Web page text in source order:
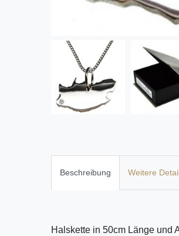
Beschreibung Weitere
Halskette in 50cm Länge und